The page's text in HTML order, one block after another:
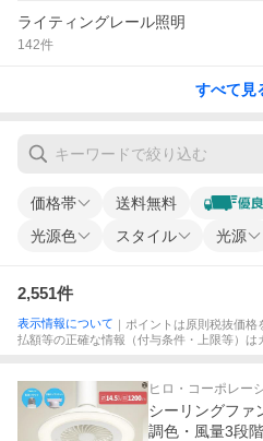
ライティングレール照明
142件
すべて見
価格帯 送料無料
光源色 スタイル 光源
2,551件
表示情報について ｜ポイントは原則税抜価
払額等の正確な情報（付与条件・上限等）は
ヒロ・コーポレー
シーリングファ
調色・風量3段